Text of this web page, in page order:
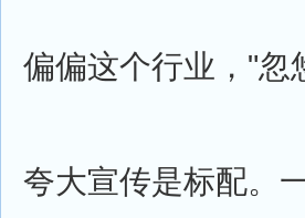
偏偏这个行业，"忽
夸大宣传是标配。